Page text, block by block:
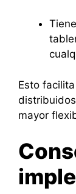
Esto
mayor